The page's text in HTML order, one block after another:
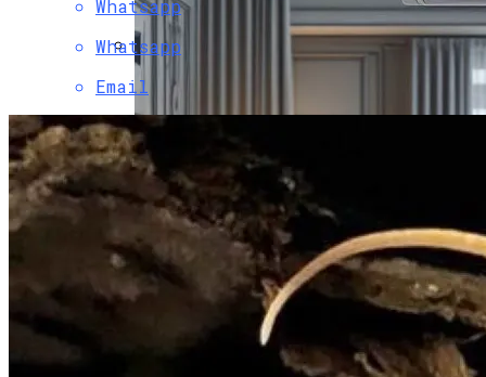
Ученые Назвали Новую Угрозу
Человечеству, Вызванную
Глобальным Потеплением
Как Изучать Библию
Мир Зазеркалья
Whatsapp
Whatsapp
Email